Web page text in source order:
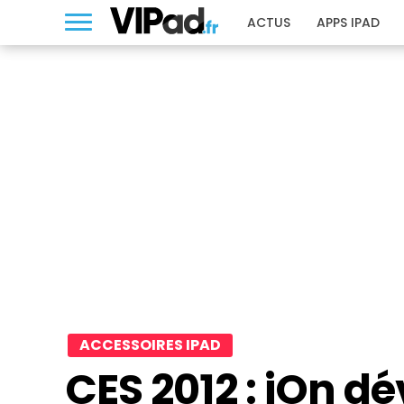
ACTUS APPS IPAD
ACCESSOIRES IPAD
CES 2012 : iOn